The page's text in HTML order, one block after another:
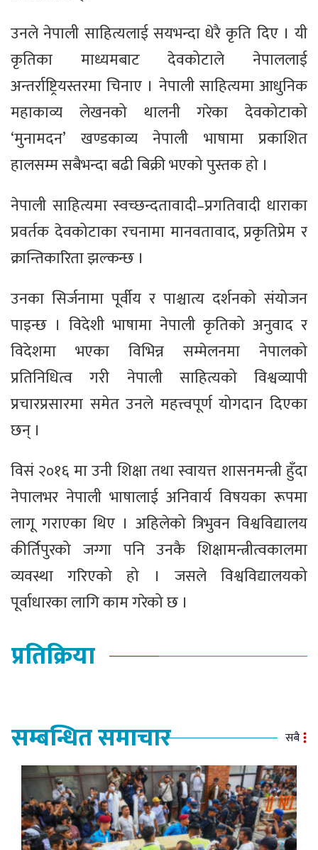
उनले नेपाली साहित्यलाई सयभन्दा धेरै कृति दिए । यी
कृतिका माध्यमबाट देवकोटाले नेपाललाई
अन्तर्राष्ट्रियस्तरमा चिनाए । नेपाली साहित्यमा आधुनिक
महाकाव्य लेखनको थालनी गरेका देवकोटाको
‘मुनामदन’ खण्डकाव्य नेपाली भाषामा प्रकाशित
हालसम्म सबैभन्दा बढी बिक्री भएको पुस्तक हो ।
नेपाली साहित्यमा स्वच्छन्दतावादी–प्रगतिवादी धाराका
प्रवर्तक देवकोटाका रचनामा मानवतावाद, प्रकृतिप्रेम र
क्रान्तिकारिता झल्कन्छ ।
उनका सिर्जनामा पूर्वीय र पाश्चात्य दर्शनको संयोजन
पाइन्छ । विदेशी भाषामा नेपाली कृतिको अनुवाद र
विदेशमा भएका विभिन्न सम्मेलनमा नेपालको
प्रतिनिधित्व गरी नेपाली साहित्यको विश्वव्यापी
प्रचारप्रसारमा समेत उनले महत्त्वपूर्ण योगदान दिएका
छन् ।
विसं २०१६ मा उनी शिक्षा तथा स्वायत्त शासनमन्त्री हुँदा
नेपालभर नेपाली भाषालाई अनिवार्य विषयका रूपमा
लागू गराएका थिए । अहिलेको त्रिभुवन विश्वविद्यालय
कीर्तिपुरको जग्गा पनि उनकै शिक्षामन्त्रीत्वकालमा
व्यवस्था गरिएको हो । जसले विश्वविद्यालयको
पूर्वाधारका लागि काम गरेको छ ।
प्रतिक्रिया
सम्बन्धित समाचार सबै